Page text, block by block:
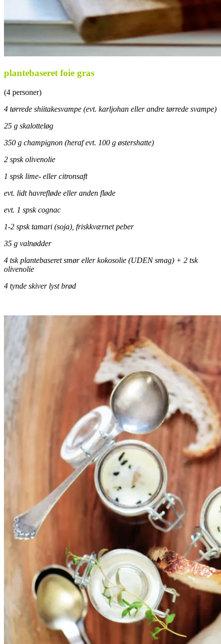
plantebaseret foie gras
(4 personer)
4 tørrede shiitakesvampe (evt. karljohan eller andre tørrede svampe)
25 g skalotteløg
350 g champignon (heraf evt. 100 g østershatte)
2 spsk olivenolie
1 spsk lime- eller citronsaft
evt. lidt havrefløde eller anden fløde
evt. 1 spsk cognac
1-2 spsk tamari (soja), friskkværnet peber
35 g valnødder
4 tsk plantebaseret smør eller kokosolie (UDEN smag) + 2 tsk
olivenolie
4 tynde skiver lyst brød